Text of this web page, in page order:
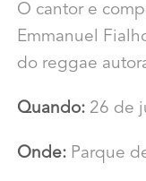
O cantor e
Emmanuel
do reggae
Quando: 26 de
Onde:Parque